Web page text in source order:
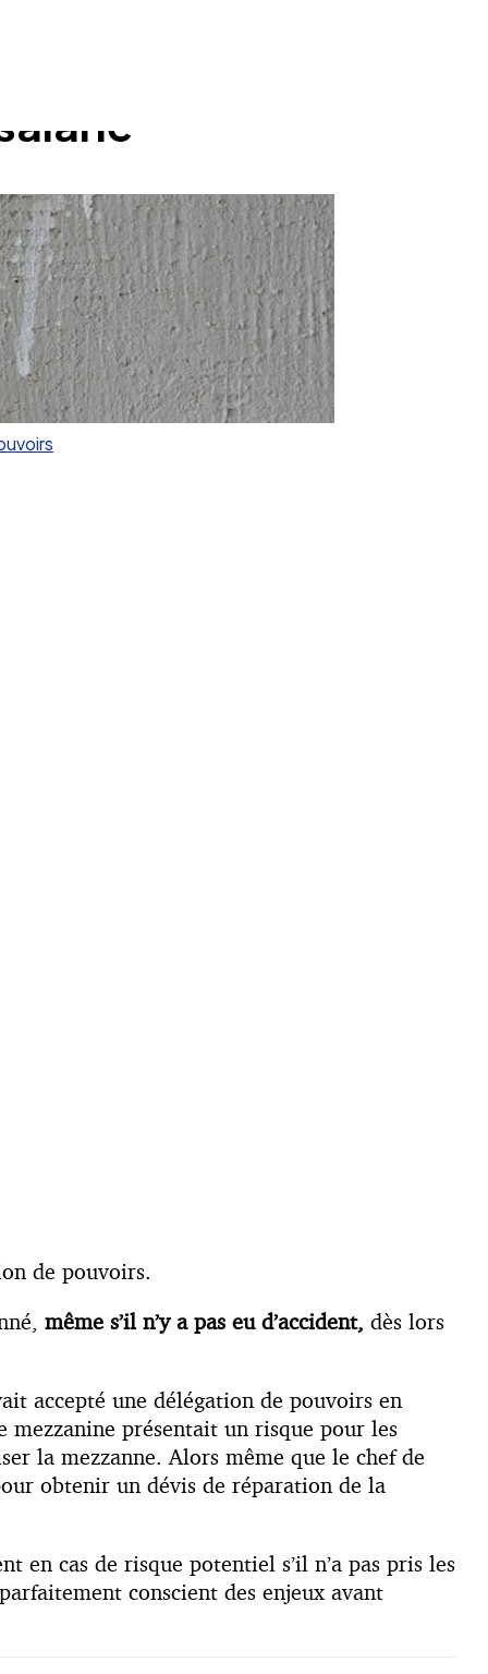
de pouvoirs.
même s’il n’y a pas eu d’accident, dès lors
accepté une délégation de pouvoirs en
mezzanine présentait un risque pour les
la mezzanne. Alors même que le chef de
obtenir un dévis de réparation de la
en cas de risque potentiel s’il n’a pas pris les
conscient des enjeux avant